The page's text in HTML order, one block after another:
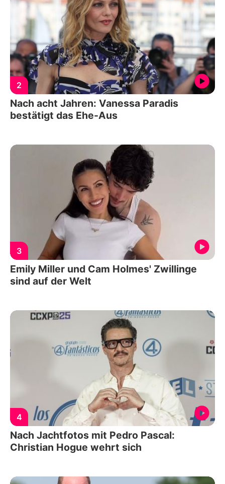
2
Nach acht Jahren: Vanessa Paradis
bestätigt das Ehe-Aus
3
Emily Miller und Cam Holmes' Zwillinge
sind auf der Welt
4
Nach Jachtfotos mit Pedro Pascal:
Christian Hogue wehrt sich